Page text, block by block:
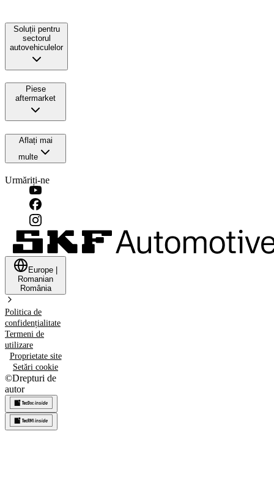
Soluții pentru
sectorul
autovehiculelor
Piese
aftermarket
Aflați mai
multe
Urmăriți-ne
Europe
Romanian
România
Politica de
confidențialitate
Termeni de
utilizare
Proprietate site
Setări cookie
©Drepturi de
autor